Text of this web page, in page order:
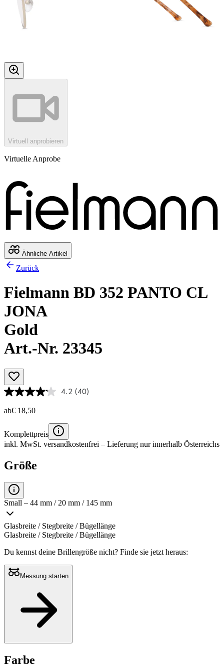
Virtuell anprobieren
Virtuelle Anprobe
Ähnliche Artikel
Zurück
Fielmann BD 352 PANTO CL
JONA
Gold
Art.-Nr. 23345
4.2 (40)
ab€ 18,50
Komplettpreis
inkl. MwSt. versandkostenfrei – Lieferung nur innerhalb Österreichs
Größe
Small – 44 mm / 20 mm / 145 mm
Glasbreite / Stegbreite / Bügellänge
Glasbreite / Stegbreite / Bügellänge
Du kennst deine Brillengröße nicht? Finde sie jetzt heraus:
Messung starten
Farbe